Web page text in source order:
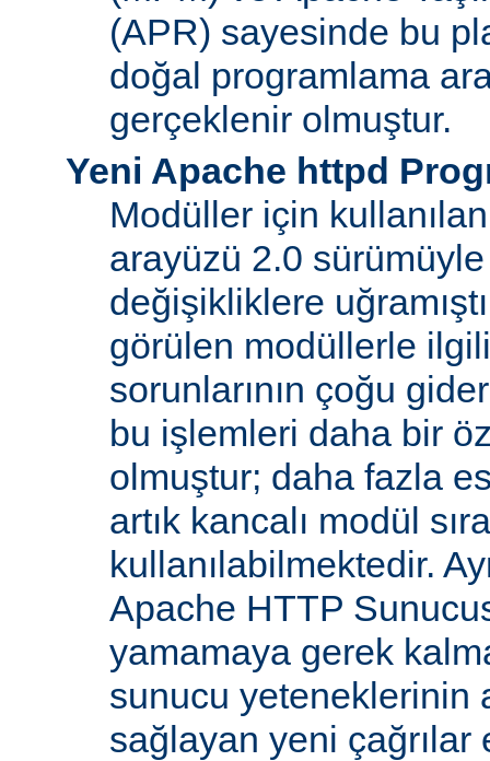
(APR) sayesinde bu
doğal programlama
gerçeklenir olmuştur.
Yeni Apache httpd
Modüller için
arayüzü 2.0
değişikliklere
görülen modüllerle
sorunlarının çoğu
bu işlemleri daha bir
olmuştur; daha fazla
artık kancalı modül
kullanılabilmektedir.
Apache HTTP
yamamaya gerek
sunucu yeteneklerinin
sağlayan yeni çağrılar